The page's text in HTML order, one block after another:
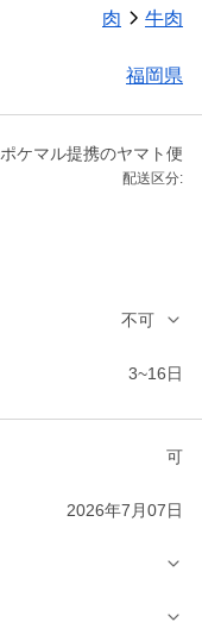
肉 牛肉
福岡県
ポケマル提携のヤマト便
配送区分:
不可
3~16日
可
2026年7月07日